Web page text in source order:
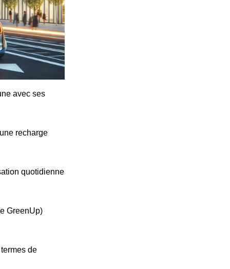
avec ses
recharge
quotidienne
GreenUp)
de